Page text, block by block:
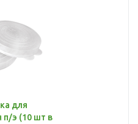
для
п/э (10 шт в